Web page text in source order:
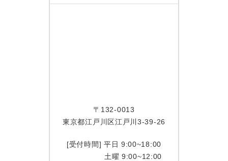
〒132-0013
東京都江戸川区江戸川3-39-26
[受付時間] 平日 9:00~18:00
土曜 9:00~12:00